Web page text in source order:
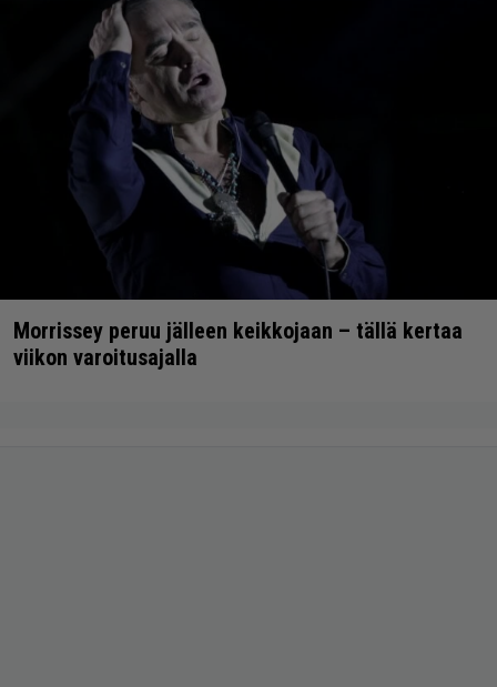
Morrissey peruu jälleen keikkojaan – tällä kertaa
viikon varoitusajalla